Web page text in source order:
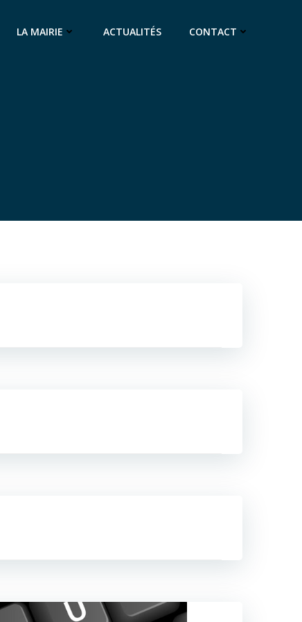
LA MAIRIE ACTUALITÉS CONTACT